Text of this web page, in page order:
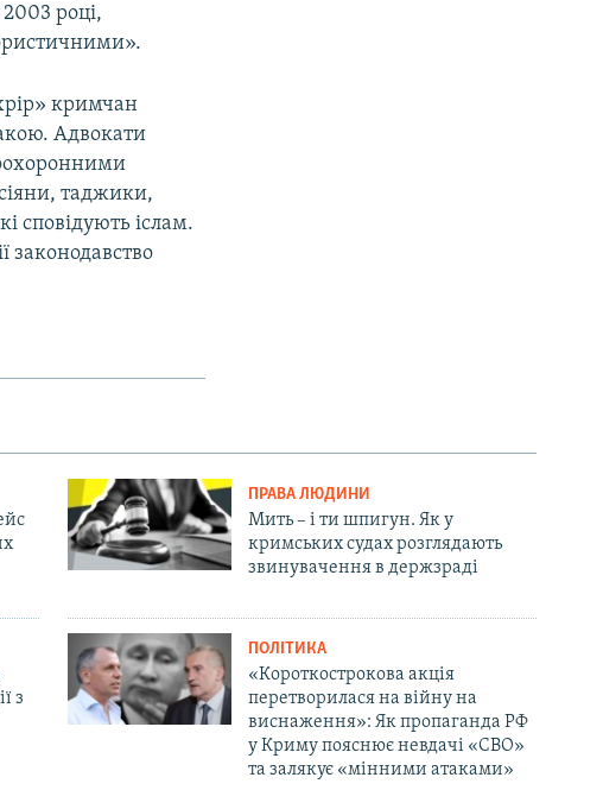
році,
кримчан
Адвокати
таджики,
сповідують іслам.
законодавство
ПРАВА ЛЮДИНИ
Мить – і ти шпигун. Як у
кримських судах розглядають
звинувачення в держзраді
з
ПОЛІТИКА
«Короткострокова акція
перетворилася на війну на
виснаження»: Як пропаганда РФ
у Криму пояснює невдачі «СВО»
та залякує «мінними атаками»